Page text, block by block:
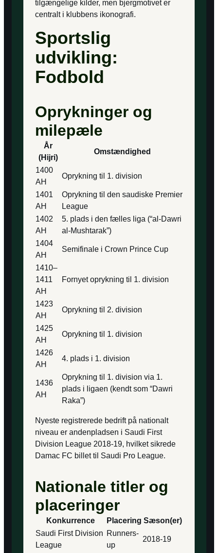
tilgængelige kilder, men bjergmotivet er
centralt i klubbens ikonografi.
Sportslig
udvikling:
Fodbold
Oprykninger og
milepæle
År
(Hijri)
Omstændighed
1400
AH
Oprykning til 1. division
1401
AH
Oprykning til den saudiske Premier
League
1402
AH
5. plads i den fælles liga (“al-Dawri
al-Mushtarak”)
1404
AH
Semifinale i Crown Prince Cup
1410–
1411
AH
Fornyet oprykning til 1. division
1423
AH
Oprykning til 2. division
1425
AH
Oprykning til 1. division
1426
AH
4. plads i 1. division
1436
AH
Oprykning til 1. division via 1.
plads i ligaen (kendt som “Dawri
Raka”)
Nyeste registrerede bedrift på nationalt
niveau er andenpladsen i Saudi First
Division League 2018-19, hvilket sikrede
Damac FC billet til Saudi Pro League.
Nationale titler og
placeringer
Konkurrence Placering Sæson(er)
Saudi First Division
League
Runners-
up
2018-19